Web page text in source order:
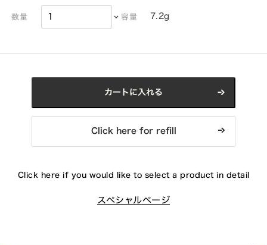
数量 容量 7.2g
カートに入れる
Click here for refill
Click here if you would like to select a product in detail
スペシャルページ